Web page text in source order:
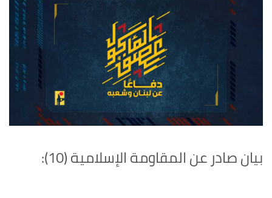
بيان صادر عن المقاومة الإسلامية (10):